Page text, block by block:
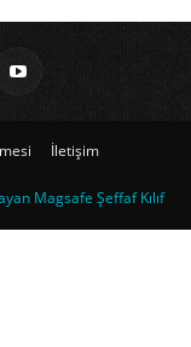
İletişim
Magsafe Şeffaf Kılıf